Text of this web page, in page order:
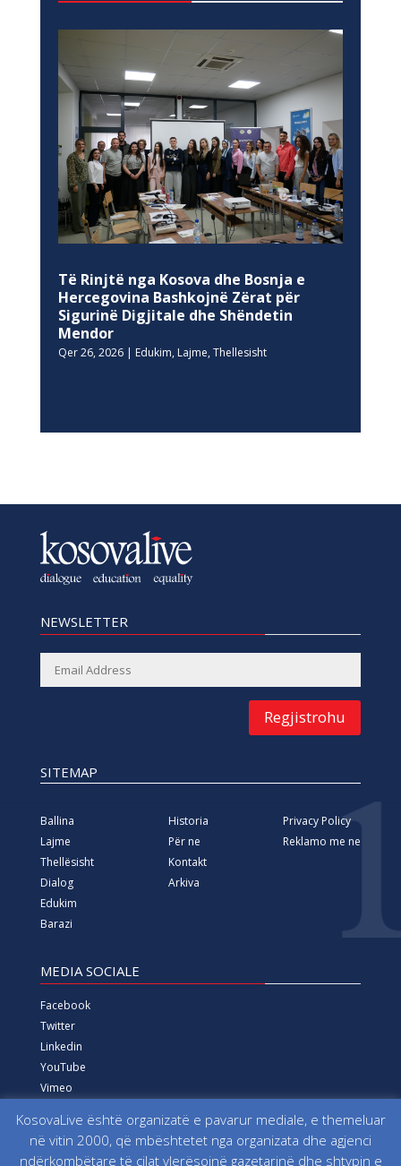
Të Rinjtë nga Kosova dhe Bosnja e
Hercegovina Bashkojnë Zërat për
Sigurinë Digjitale dhe Shëndetin
Mendor
Qer 26, 2026| Edukim, Lajme, Thellesisht
NEWSLETTER
Regjistrohu
SITEMAP
Ballina
Lajme
Thellësisht
Dialog
Edukim
Barazi
Historia
Për ne
Kontakt
Arkiva
Privacy Policy
Reklamo me ne
MEDIA SOCIALE
Facebook
Twitter
Linkedin
YouTube
Vimeo
Të gjitha të drejtat e rezervuara që nga viti 2000 Fondacioni
KosovaLive është organizatë e pavarur mediale, e themeluar
në vitin 2000, që mbështetet nga organizata dhe agjenci
ndërkombëtare të cilat vlerësojnë gazetarinë dhe shtypin e